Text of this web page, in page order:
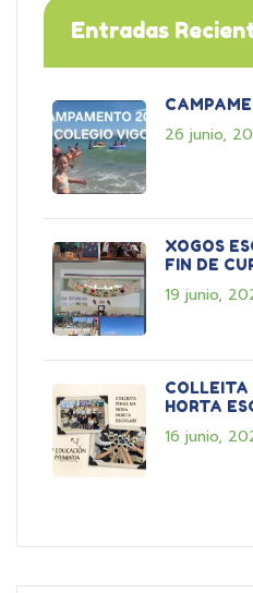
Entradas
26 junio,
XOGOS
FIN DE
19 junio,
COLLEITA
HORTA
16 junio,